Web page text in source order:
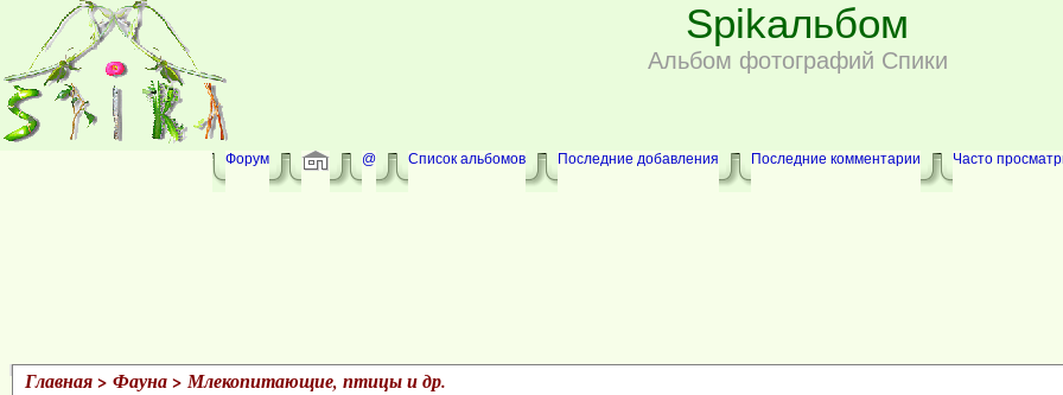
Spikальбом
Альбом фотографий Спики
Форум @ Список альбомов Последние добавления Последние комментарии Часто
Главная> Фауна>Млекопитающие, птицы и др.